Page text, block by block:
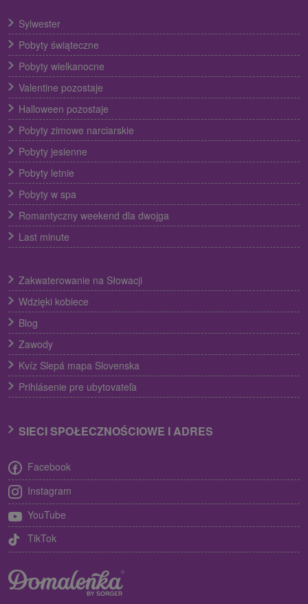
Sylwester
Pobyty świąteczne
Pobyty wielkanocne
Valentine pozostaje
Halloween pozostaje
Pobyty zimowe narciarskie
Pobyty jesienne
Pobyty letnie
Pobyty w spa
Romantyczny weekend dla dwojga
Last minute
Zakwaterowanie na Słowacji
Wdzięki kobiece
Blog
Zawody
Kvíz Slepá mapa Slovenska
Prihlásenie pre ubytovateľa
SIECI SPOŁECZNOŚCIOWE I ADRES
Facebook
Instagram
YouTube
TikTok